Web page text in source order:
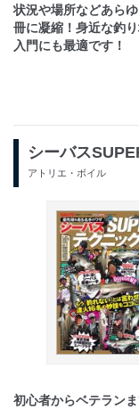
状況や場所などあら
冊に凝縮！身近な釣
入門にも最適です！
シーバス
アトリエ・ボイル
初心者からベテラン